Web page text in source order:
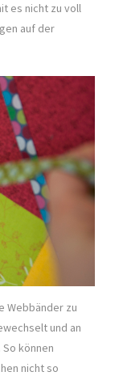
es nicht zu voll
auf der
Webbänder zu
und an
können
nicht so